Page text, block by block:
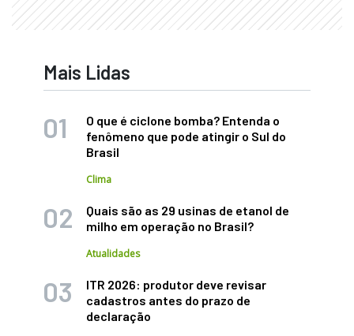
Mais Lidas
O que é ciclone bomba? Entenda o
fenômeno que pode atingir o Sul do
Brasil
Clima
Quais são as 29 usinas de etanol de
milho em operação no Brasil?
Atualidades
ITR 2026: produtor deve revisar
cadastros antes do prazo de
declaração